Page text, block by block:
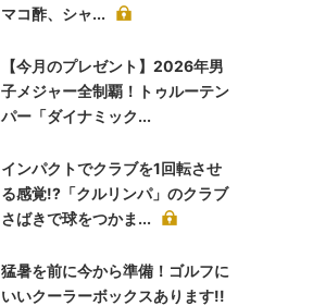
マコ酢、シャ...
【今月のプレゼント】2026年男
子メジャー全制覇！トゥルーテン
パー「ダイナミック...
インパクトでクラブを1回転させ
る感覚!?「クルリンパ」のクラブ
さばきで球をつかま...
猛暑を前に今から準備！ゴルフに
いいクーラーボックスあります!!